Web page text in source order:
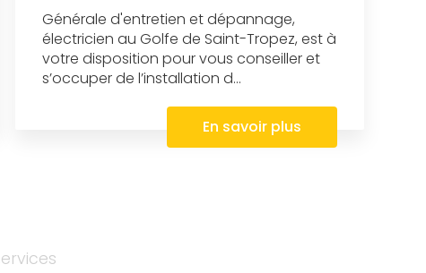
Générale d'entretien et dépannage,
électricien au Golfe de Saint-Tropez, est à
votre disposition pour vous conseiller et
s’occuper de l’installation d...
En savoir plus